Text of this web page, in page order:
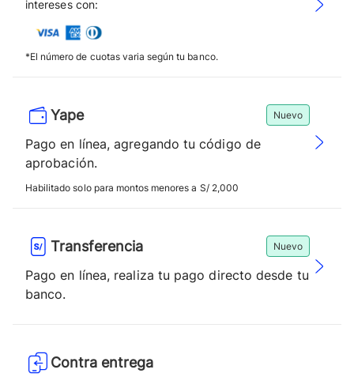
intereses con:
*El número de cuotas varia según tu banco.
Yape Nuevo
Pago en línea, agregando tu código de
aprobación.
Habilitado solo para montos menores a S/ 2,000
Transferencia Nuevo
Pago en línea, realiza tu pago directo desde tu
banco.
Contra entrega